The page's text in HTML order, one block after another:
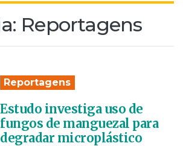
Reportagens
Reportagens
Estudo investiga uso de
fungos de manguezal para
degradar microplástico